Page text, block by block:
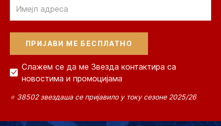
Слажем се да ме Звезда контактира са
новостима и промоцијама
⭐ 38502 звездаша се пријавило у току сезоне 2025/26